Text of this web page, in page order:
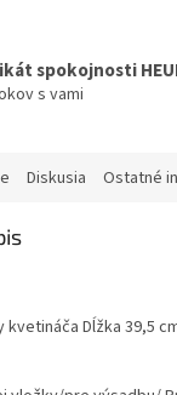
spokojnosti
s vami
Diskusia Ostatné
Dĺžka 39,5